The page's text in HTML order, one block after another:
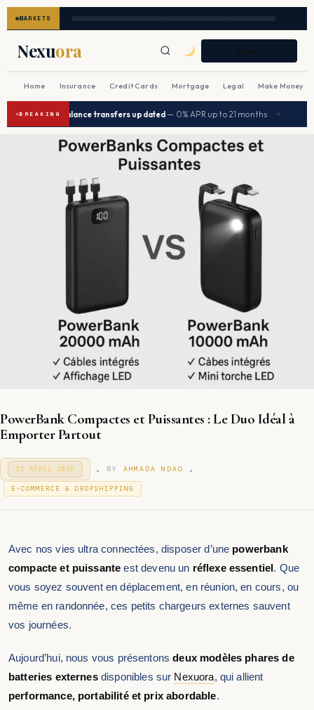
MARKETS
Nexuora FREE NEWSLETTER
Home Insurance Credit Cards Mortgage Legal Make Money
BREAKING
Best balance transfers updated — 0% APR up to 21 months → | Seniors
PowerBank Compactes et Puissantes : Le Duo Idéal à
Emporter Partout
P
O
N
22 APRIL 2025
1
D
B
R
0
2
. BY AHMADA NDAO .
E-COMMERCE & DROPSHIPPING
Avec nos vies ultra connectées, disposer d’une powerbank
compacte et puissante est devenu un réflexe essentiel. Que
vous soyez souvent en déplacement, en réunion, en cours, ou
même en randonnée, ces petits chargeurs externes sauvent
vos journées.
Aujourd’hui, nous vous présentonsdeux modèles phares de
batteries externesdisponibles sur Nexuora, qui allient
performance, portabilité et prix abordable.